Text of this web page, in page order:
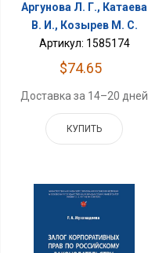
Аргунова Л. Г., Катаева
В. И., Козырев М. С.
Артикул: 1585174
$74.65
Доставка за 14–20 дней
КУПИТЬ